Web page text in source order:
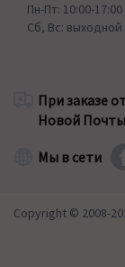
Пн-Пт: 10:00-17:00
Сб, Вс: выходной
При заказе
Новой
Мы в сети
Copyright © 2008-